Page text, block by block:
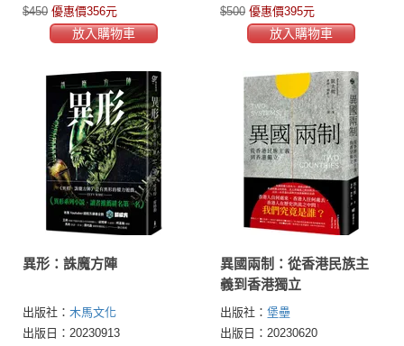
$450 優惠價356元
放入購物車
$500 優惠價395元
放入購物車
異形：誅魔方陣
出版社： 木馬文化
出版日：20230913
異國兩制：從香港民族主
義到香港獨立
出版社： 堡壘
出版日：20230620